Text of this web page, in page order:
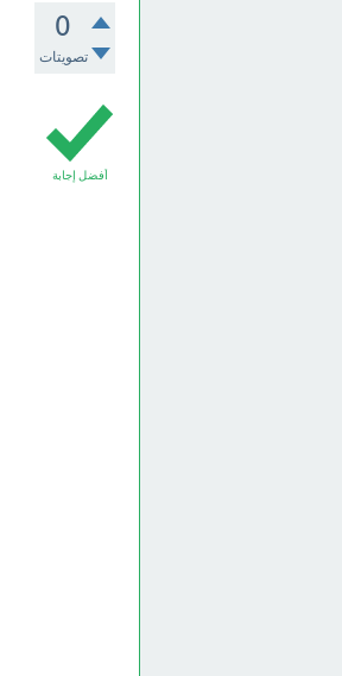
0
تصويتات
أفضل إجابة